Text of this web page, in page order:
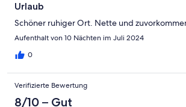
Urlaub
Schöner ruhiger Ort. Nette und
Aufenthalt von 10 Nächten im Juli 2024
0
Verifizierte Bewertung
8/10 – Gut